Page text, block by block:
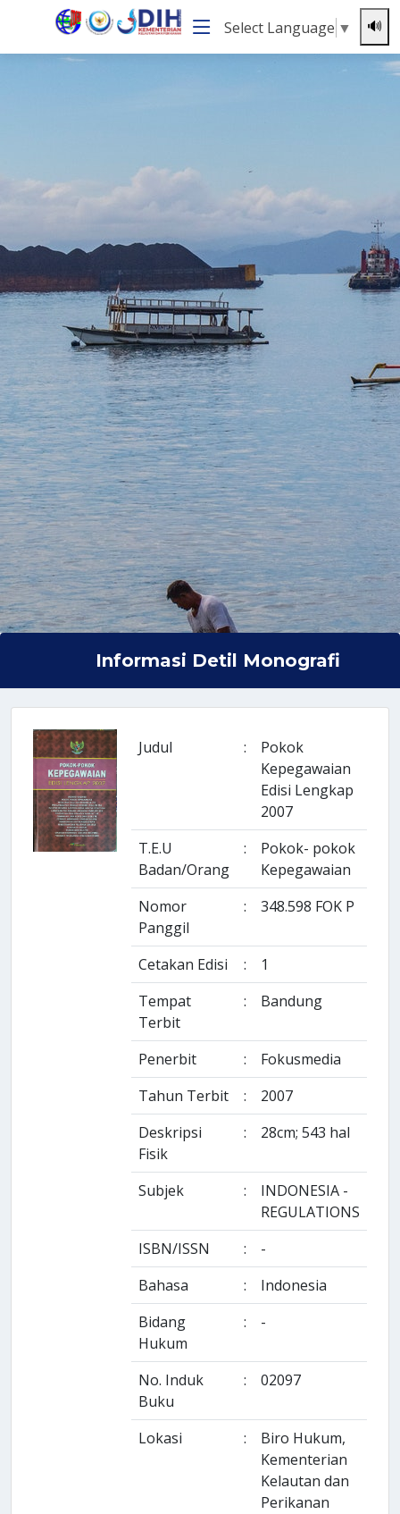
Select Language ▼ 🔊
Informasi Detil Monografi
Judul :
Pokok
Kepegawaian
Edisi Lengkap
2007
T.E.U
Badan/Orang
:
Pokok- pokok
Kepegawaian
Nomor
Panggil
: 348.598 FOK P
Cetakan Edisi :
1
Tempat
Terbit
: Bandung
Penerbit :
Fokusmedia
Tahun Terbit
:
2007
Deskripsi
Fisik
: 28cm; 543 hal
Subjek :
INDONESIA -
REGULATIONS
ISBN/ISSN
:
-
Bahasa
:
Indonesia
Bidang
Hukum
: -
No. Induk
Buku
: 02097
Lokasi :
Biro Hukum,
Kementerian
Kelautan dan
Perikanan